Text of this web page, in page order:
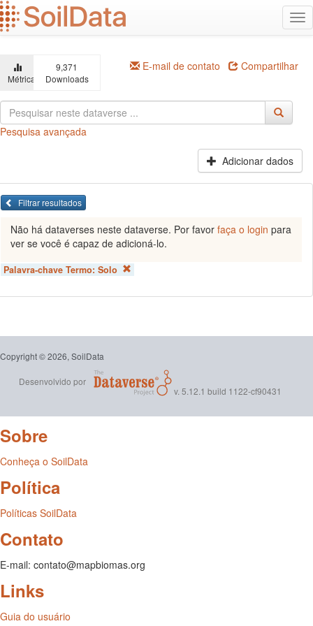
Ir
para
o
principal
Métricas
9,371
Downloads
E-mail de contato Compartilhar
Pesquisa avançada
Adicionar dados
Filtrar resultados
Não há dataverses neste dataverse. Por favor faça o login para
ver se você é capaz de adicioná-lo.
Palavra-chave Termo: Solo
Copyright © 2026, SoilData
Desenvolvido por
v. 5.12.1 build 1122-cf90431
Sobre
Conheça o SoilData
Política
Políticas SoilData
Contato
E-mail: contato@mapbiomas.org
Links
Guia do usuário